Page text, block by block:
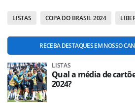
LISTAS COPA DO BRASIL 2024
RECEBA DESTAQUES EM NOSSO
LISTAS
Qual a média de
2024?